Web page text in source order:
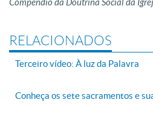
Compêndio da Doutrina Social da
RELACIONADOS
Terceiro vídeo: À luz da Palavra
Conheça os sete sacramentos e